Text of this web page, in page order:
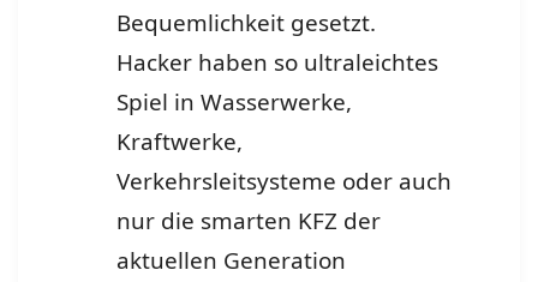
Bequemlichkeit gesetzt.
Hacker haben so ultraleichtes
Spiel in Wasserwerke,
Kraftwerke,
Verkehrsleitsysteme oder auch
nur die smarten KFZ der
aktuellen Generation